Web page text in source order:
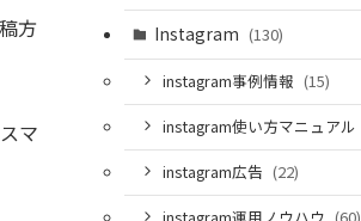
方
マ
Instagram (130)
instagram事例情報 (15)
instagram使い方マニュアル
instagram広告 (22)